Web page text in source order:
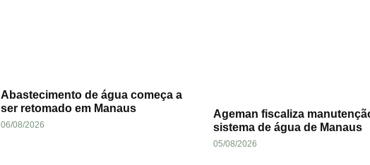
Abastecimento de água começa a
ser retomado em Manaus
06/08/2026
Ageman fiscaliza
sistema de água de Manaus
05/08/2026